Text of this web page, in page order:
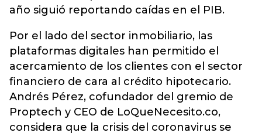
año siguió reportando caídas en el PIB.
Por el lado del sector inmobiliario, las
plataformas digitales han permitido el
acercamiento de los clientes con el sector
financiero de cara al crédito hipotecario.
Andrés Pérez, cofundador del gremio de
Proptech y CEO de LoQueNecesito.co,
considera que la crisis del coronavirus se